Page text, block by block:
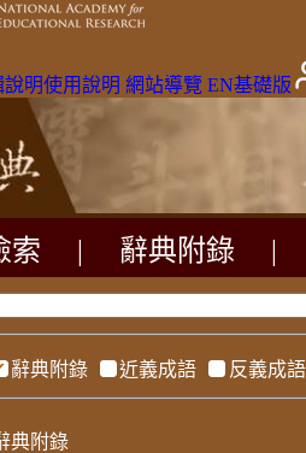
明使用說明 網站導覽 EN基礎版
索 辭典附錄
辭典附錄 近義成語 反義成語
典附錄